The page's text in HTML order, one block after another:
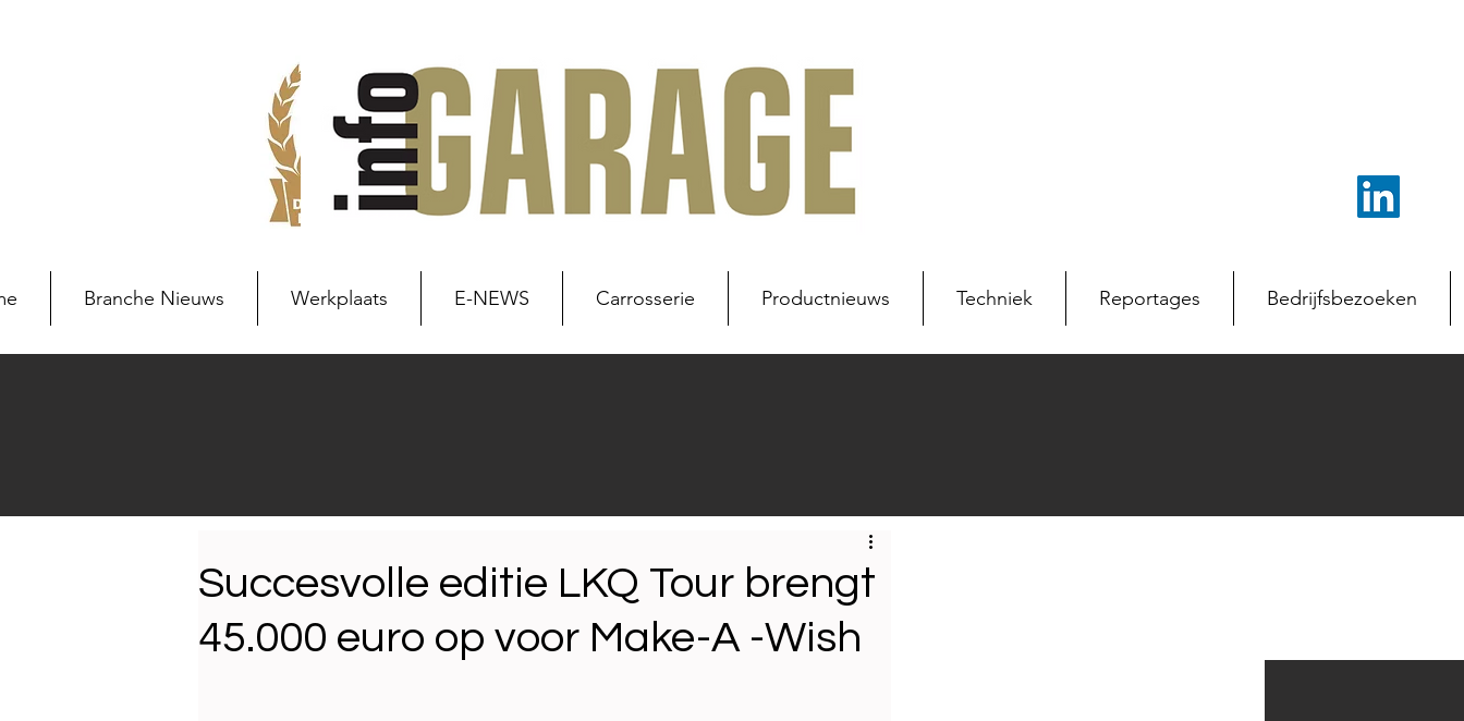
Branche Nieuws Werkplaats E-NEWS Carrosserie Productnieuws Techniek Reportages Bedrijfsbezoeken
Reportages
Succesvolle editie LKQ Tour brengt
45.000 euro op voor Make-A -Wish